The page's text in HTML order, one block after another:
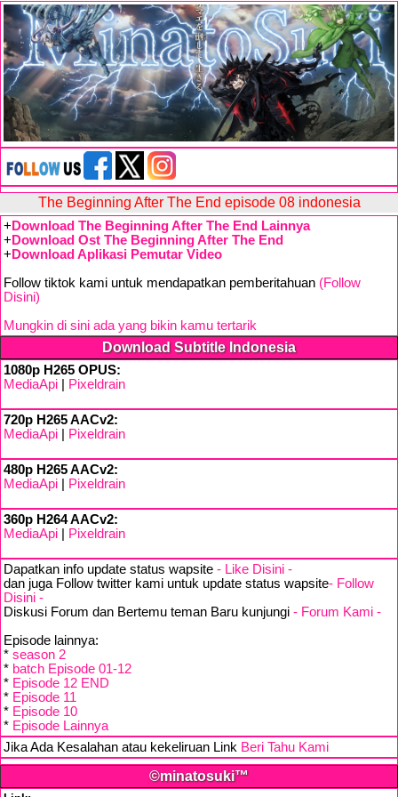
The Beginning After The End episode 08 indonesia
+ Download The Beginning After The End Lainnya
+ Download Ost The Beginning After The End
+ Download Aplikasi Pemutar Video
Follow tiktok kami untuk mendapatkan pemberitahuan (Follow
Disini)
Mungkin di sini ada yang bikin kamu tertarik
Download Subtitle Indonesia
1080p H265 OPUS:
MediaApi
Pixeldrain
720p H265 AACv2:
MediaApi
Pixeldrain
480p H265 AACv2:
MediaApi
Pixeldrain
360p H264 AACv2:
MediaApi
Pixeldrain
Dapatkan info update status wapsite - Like Disini -
dan juga Follow twitter kami untuk update status wapsite- Follow
Disini -
Diskusi Forum dan Bertemu teman Baru kunjungi - Forum Kami -
Episode lainnya:
* season 2
* batch Episode 01-12
* Episode 12 END
* Episode 11
* Episode 10
* Episode Lainnya
Jika Ada Kesalahan atau kekeliruan Link Beri Tahu Kami
©minatosuki™